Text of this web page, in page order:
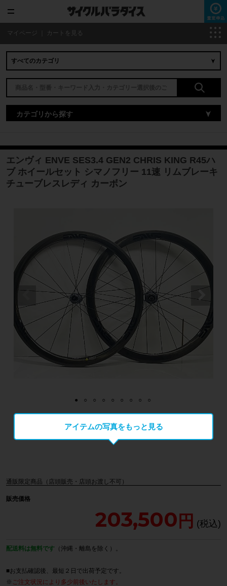
マイページ カートを見る
カテゴリから探す
エンヴィ ENVE SES3.4 GEN2 CHRIS KING R45ハ
ブ ホイールセット シマノフリー 11速 リムブレーキ
チューブレスレディ カーボン
アイテムの写真をもっと見る
販売価格
203,500
通販限定商品（店頭販売・店頭お渡し不可）
配送料は無料です （沖縄・離島を除く）。
■お支払確認後、最短２日で出荷予定です。
※ ご注文状況により多少前後いたします。